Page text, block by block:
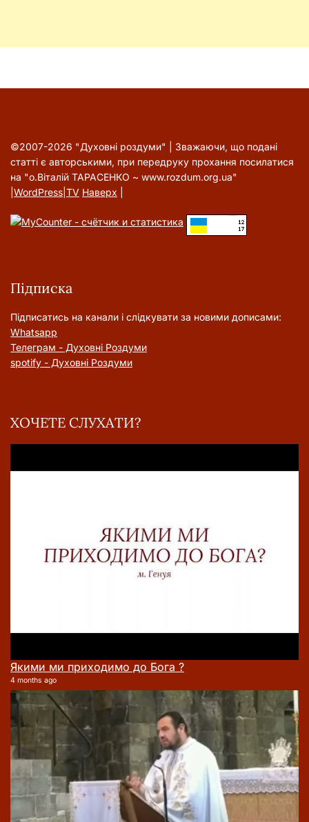
©2007-2026 "Духовні роздуми" | Зважаючи, що подані
статті є авторськими, при передруку прохання посилатися
на "о.Віталій ТАРАСЕНКО ~ www.rozdum.org.ua"
WordPress TV Наверх
Підписка
Підписатись на канали і слідкувати за новими дописами:
Whatsapp
Телеграм - Духовні Роздуми
spotify - Духовні Роздуми
ХОЧЕТЕ СЛУХАТИ?
Якими ми приходимо до Бога ?
4 months ago